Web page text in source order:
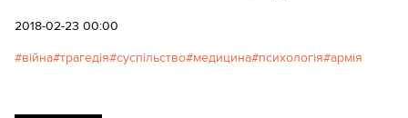
2018-02-23 00:00
війна трагедія суспільство медицина психологія армія